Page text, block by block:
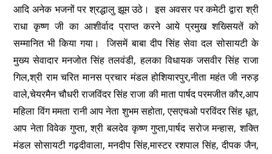
आदि अनेक भजनों पर श्रद्धालु झूम उठे। इस अवसर पर कमेटी द्वारा श्री
राधा कृष्ण जी का आशीर्वाद प्राप्त करने आये प्रमुख शख्सियतें को
सम्मानित भी किया गया। जिसमें बाबा दीप सिंह सेवा दल सोसायटी के
मुख्य सेवादार मनजोत सिंह तलवंडी, हलका विधायक जसवीर सिंह राजा
गिल,श्री राम चरित मानस प्रचार मंडल होशियारपुर,नीता महंत जी नरुड़
वाले,चेयरमैन चौधरी राजविंदर सिंह राजा की माता पार्षद परमजीत कौर,आप
महिला विंग ममता रानी आप नेता शुभम सहोता, एसएचओ परविंदर सिंह धूत,
आप नेता विवेक गुप्ता, श्री बलदेव कृष्ण गुप्ता,पार्षद सरोज मन्हास, शक्ति
मंडल सोसायटी गढ़दीवाला, मनदीप सिंह,मास्टर रशपाल सिंह, दीपक जैन,